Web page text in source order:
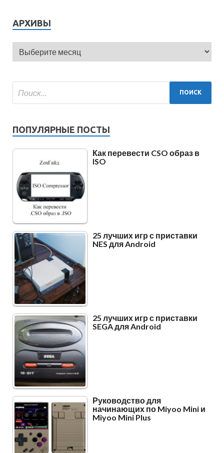
АРХИВЫ
ПОПУЛЯРНЫЕ ПОСТЫ
Как перевести CSO образ в
ISO
25 лучших игр с приставки
NES для Android
25 лучших игр с приставки
SEGA для Android
Руководство для
начинающих по Miyoo Mini и
Miyoo Mini Plus